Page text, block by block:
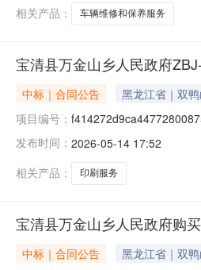
相关产品：
车辆维修和保养服务
宝清县万金山乡人民政府
中标｜合同公告 黑龙江省｜双
项目编号：
发布时间： 2026-05-14 17:52
相关产品：
印刷服务
宝清县万金山乡人民政府购
中标｜合同公告 黑龙江省｜双